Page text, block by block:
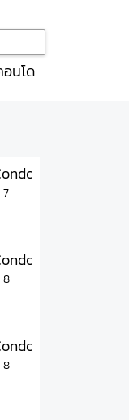
นโด
Rama 7 คูล
7
Rama 7 คูล
8
Rama 7 คูล
8